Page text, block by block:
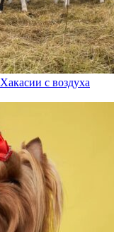
с воздуха